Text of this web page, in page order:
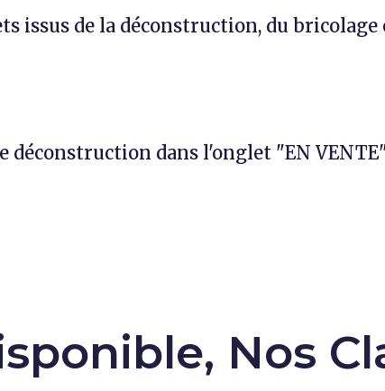
issus de la déconstruction, du
dans l'onglet "EN
Nos